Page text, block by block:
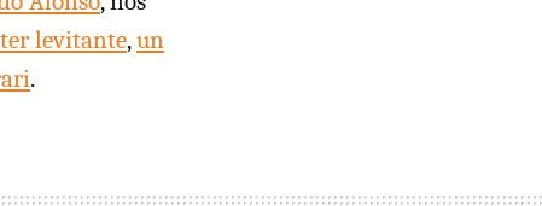
levitante,un
.